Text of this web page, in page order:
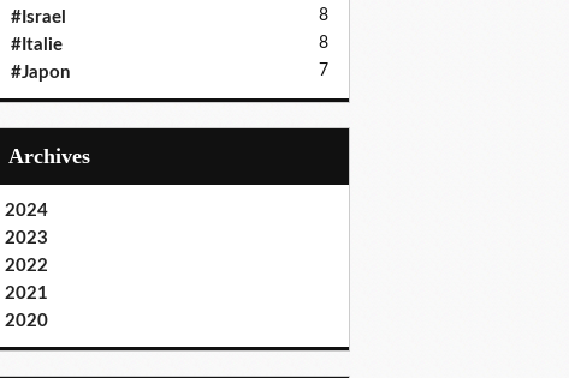
#Israel 8
#Italie 8
#Japon 7
Archives
2024
2023
2022
2021
2020